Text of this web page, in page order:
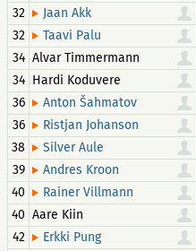
32
Jaan Akk
32
Taavi Palu
34 Alvar Timmermann
34 Hardi Koduvere
36
Anton Šahmatov
36
Ristjan Johanson
38
Silver Aule
39
Andres Kroon
40
Rainer Villmann
40 Aare Kiin
42
Erkki Pung